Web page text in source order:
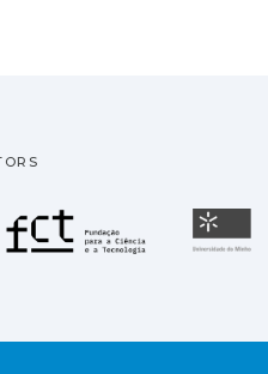
Fundação